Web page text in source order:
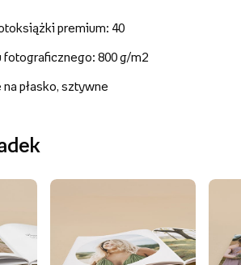
premium: 40
fotograficznego: 800 g/m2
płasko, sztywne